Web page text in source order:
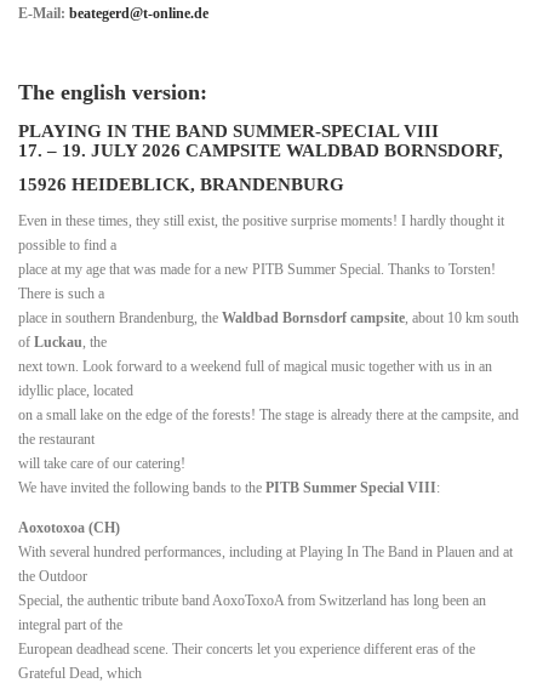
E-Mail: beategerd@t-online.de
The english version:
PLAYING IN THE BAND SUMMER-SPECIAL VIII
17. – 19. JULY 2026 CAMPSITE WALDBAD BORNSDORF,
15926 HEIDEBLICK, BRANDENBURG
Even in these times, they still exist, the positive surprise moments! I hardly thought it
possible to find a
place at my age that was made for a new PITB Summer Special. Thanks to Torsten!
There is such a
place in southern Brandenburg, the Waldbad Bornsdorf campsite , about 10 km south
of Luckau , the
next town. Look forward to a weekend full of magical music together with us in an
idyllic place, located
on a small lake on the edge of the forests! The stage is already there at the campsite, and
the restaurant
will take care of our catering!
We have invited the following bands to the PITB Summer Special VIII:
Aoxotoxoa (CH)
With several hundred performances, including at Playing In The Band in Plauen and at
the Outdoor
Special, the authentic tribute band AoxoToxoA from Switzerland has long been an
integral part of the
European deadhead scene. Their concerts let you experience different eras of the
Grateful Dead, which